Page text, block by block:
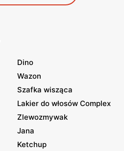
Dino
Wazon
Szafka wisząca
Lakier do włosów Complex
Zlewozmywak
Jana
Ketchup